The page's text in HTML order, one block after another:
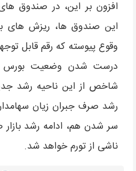
افزون بر این، در صندوق
وقوع پیوسته که رقم قابل
درست شدن وضعیت بورس
شاخص از این ناحیه رشد
رشد صرف جبران زیان
سر شدن هم، ادامه رشد
ناشی از تورم خواهد شد.